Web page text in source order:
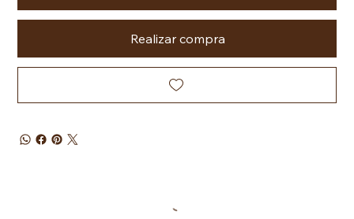
Realizar compra